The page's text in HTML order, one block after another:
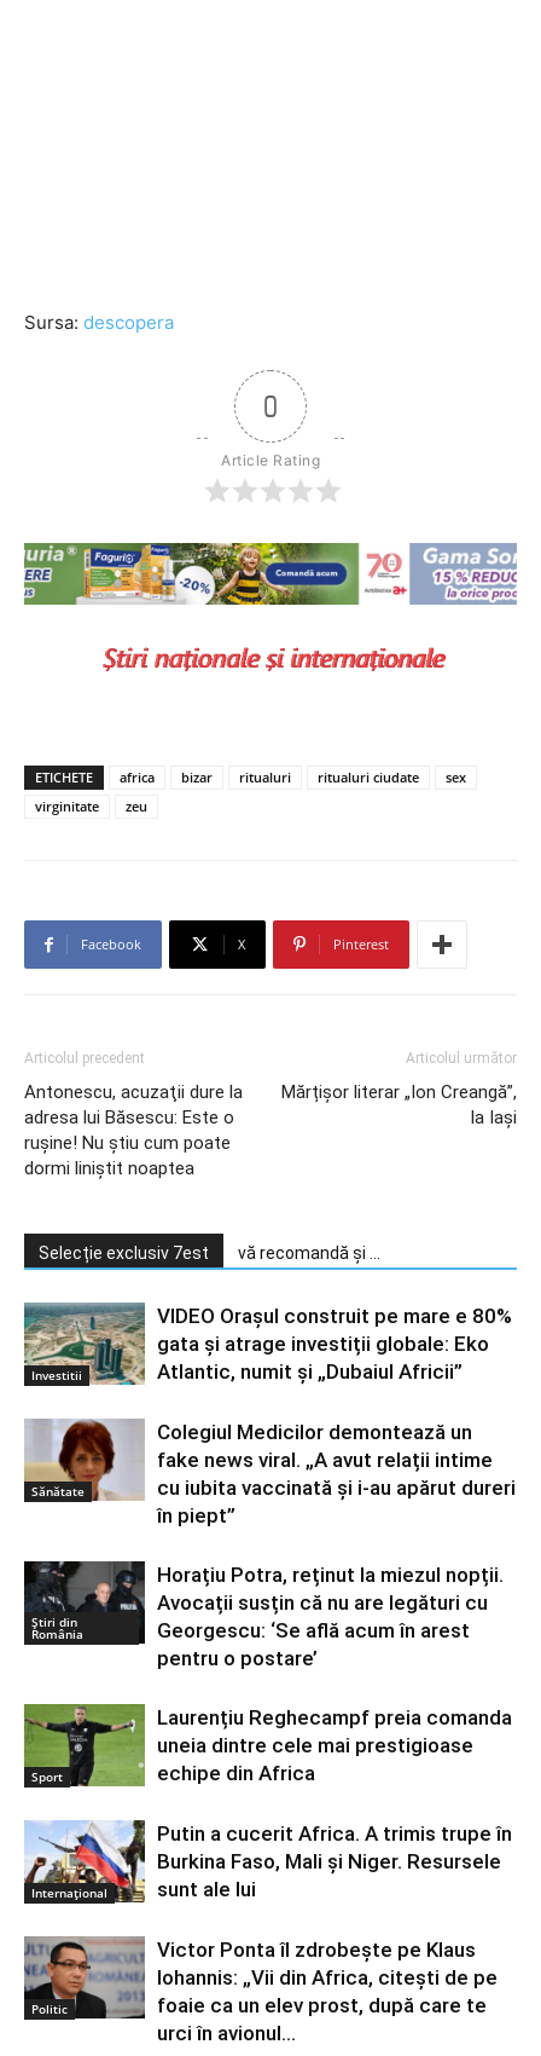
Sursa: descopera
0
Article Rating
ETICHETE africa bizar ritualuri ritualuri ciudate
sex
virginitate
zeu
Facebook X Pinterest
Articolul precedent
Antonescu, acuzaţii dure la
adresa lui Băsescu: Este o
ruşine! Nu ştiu cum poate
dormi liniştit noaptea
Articolul următor
Mărțișor literar „Ion Creangă”,
la Iași
Selecție exclusiv 7est vă recomandă și ...
Investitii
VIDEO Orașul construit pe mare e 80%
gata și atrage investiții globale: Eko
Atlantic, numit și „Dubaiul Africii”
Sănătate
Colegiul Medicilor demontează un
fake news viral. „A avut relații intime
cu iubita vaccinată și i-au apărut dureri
în piept”
Știri din
România
Horațiu Potra, reținut la miezul nopții.
Avocații susțin că nu are legături cu
Georgescu: ‘Se află acum în arest
pentru o postare’
Sport
Laurențiu Reghecampf preia comanda
uneia dintre cele mai prestigioase
echipe din Africa
Internațional
Putin a cucerit Africa. A trimis trupe în
Burkina Faso, Mali și Niger. Resursele
sunt ale lui
Politic
Victor Ponta îl zdrobește pe Klaus
Iohannis: „Vii din Africa, citești de pe
foaie ca un elev prost, după care te
urci în avionul...